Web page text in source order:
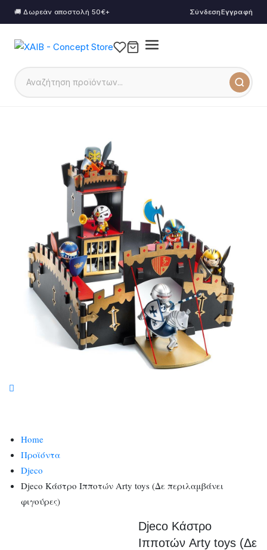
🚚 Δωρεάν αποστολή 50€+ ΣύνδεσηΕγγραφή
Home
Προϊόντα
Djeco
Djeco Κάστρο Ιπποτών Arty toys (Δε περιλαμβάνει
φιγούρες)
Djeco Κάστρο
Ιπποτών Arty toys (Δε